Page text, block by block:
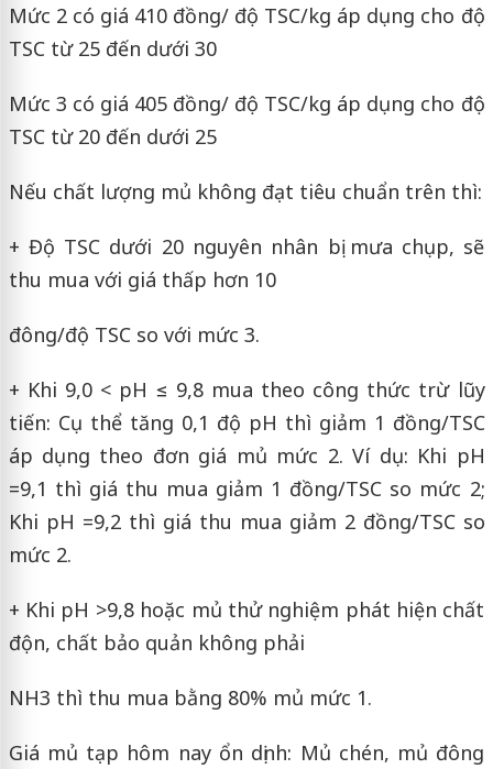
Mức 2 có giá 410 đồng/ độ TSC/kg áp dụng cho độ
TSC từ 25 đến dưới 30
Mức 3 có giá 405 đồng/ độ TSC/kg áp dụng cho độ
TSC từ 20 đến dưới 25
Nếu chất lượng mủ không đạt tiêu chuẩn trên thì:
+ Độ TSC dưới 20 nguyên nhân bị mưa chụp, sẽ
thu mua với giá thấp hơn 10
đông/độ TSC so với mức 3.
+ Khi 9,0 < pH ≤ 9,8 mua theo công thức trừ lũy
tiến: Cụ thể tăng 0,1 độ pH thì giảm 1 đồng/TSC
áp dụng theo đơn giá mủ mức 2. Ví dụ: Khi pH
=9,1 thì giá thu mua giảm 1 đồng/TSC so mức 2;
Khi pH =9,2 thì giá thu mua giảm 2 đồng/TSC so
mức 2.
+ Khi pH >9,8 hoặc mủ thử nghiệm phát hiện chất
độn, chất bảo quản không phải
NH3 thì thu mua bằng 80% mủ mức 1.
Giá mủ tạp hôm nay ổn dịnh: Mủ chén, mủ đông